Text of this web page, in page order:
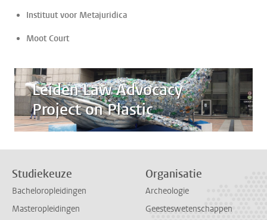
Instituut voor Metajuridica
Moot Court
Leiden Law Advocacy
Project on Plastic
Studiekeuze
Bacheloropleidingen
Masteropleidingen
Organisatie
Archeologie
Geesteswetenschappen